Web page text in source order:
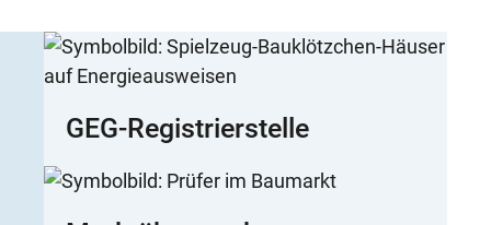
GEG-Registrierstelle